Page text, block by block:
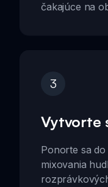
čakajúce na
3
Vytvorte
Ponorte sa
mixovania